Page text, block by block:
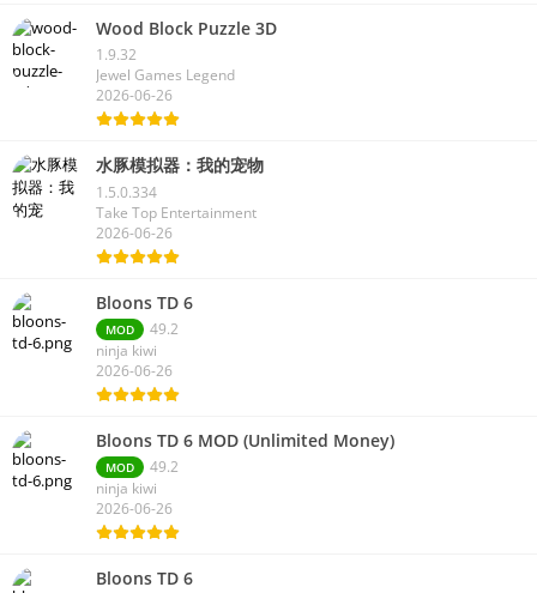
Wood Block Puzzle 3D
1.9.32
Jewel Games Legend
2026-06-26
水豚模拟器：我的宠物
1.5.0.334
Take Top Entertainment
2026-06-26
Bloons TD 6
MOD
49.2
ninja kiwi
2026-06-26
Bloons TD 6 MOD (Unlimited Money)
MOD
49.2
ninja kiwi
2026-06-26
Bloons TD 6